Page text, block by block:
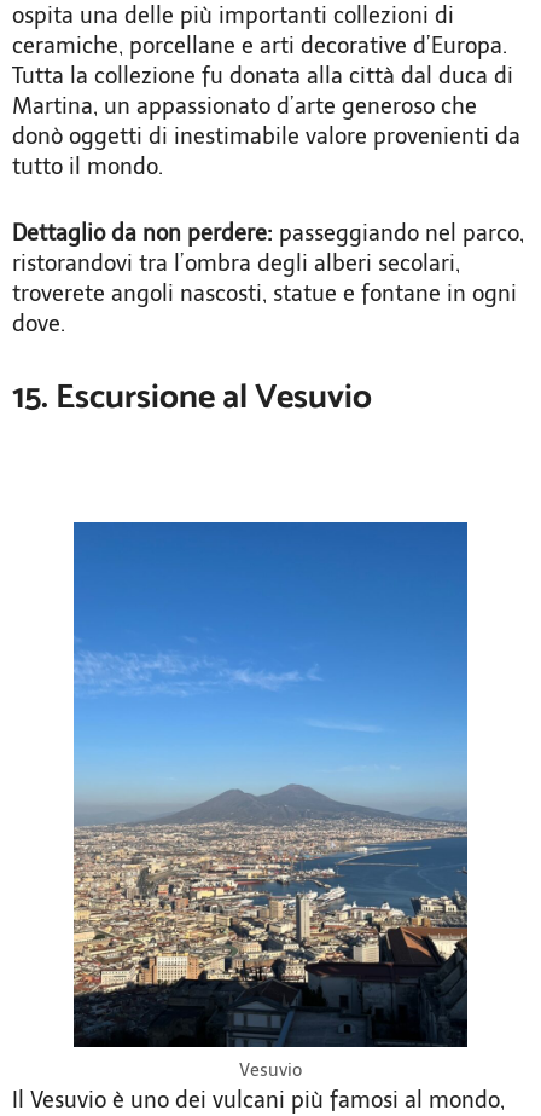
ospita una delle più importanti collezioni di
ceramiche, porcellane e arti decorative d’Europa.
Tutta la collezione fu donata alla città dal duca di
Martina, un appassionato d’arte generoso che
donò oggetti di inestimabile valore provenienti da
tutto il mondo.
Dettaglio da non perdere: passeggiando nel parco,
ristorandovi tra l’ombra degli alberi secolari,
troverete angoli nascosti, statue e fontane in ogni
dove.
15. Escursione al Vesuvio
Vesuvio
Il Vesuvio è uno dei vulcani più famosi al mondo,